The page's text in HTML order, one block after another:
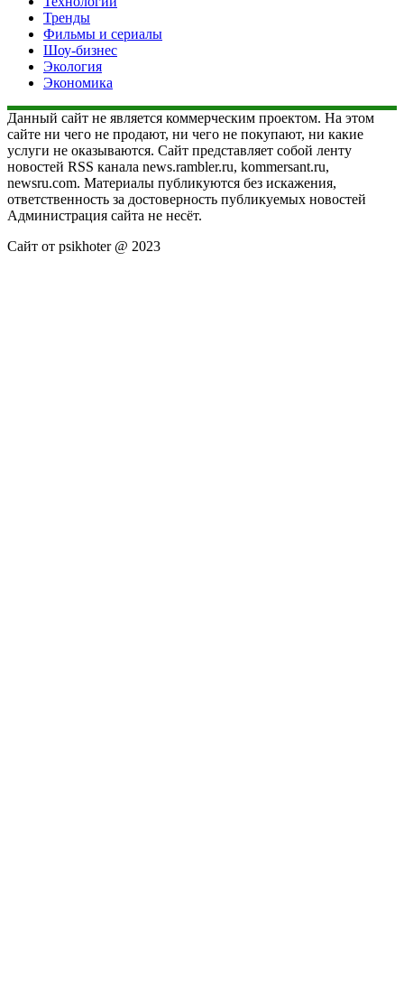
Тренды
Фильмы и сериалы
Шоу-бизнес
Экология
Экономика
Данный сайт не является коммерческим проектом. На этом
сайте ни чего не продают, ни чего не покупают, ни какие
услуги не оказываются. Сайт представляет собой ленту
новостей RSS канала news.rambler.ru, kommersant.ru,
newsru.com. Материалы публикуются без искажения,
ответственность за достоверность публикуемых новостей
Администрация сайта не несёт.
Сайт от psikhoter @ 2023